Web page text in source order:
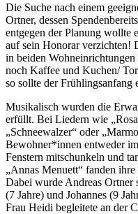
Die Suche nach einem
Ortner, dessen
entgegen der Planung wollte
auf sein Honorar verzichten!
in beiden
noch Kaffee und Kuchen/
so sollte der Frühlingsanfang
Musikalisch wurden die
erfüllt. Bei Liedern wie
„Schneewalzer“ oder
Bewohner*innen entweder
Fenstern mitschunkeln und
„Annas Menuett“ fanden
Dabei wurde Andreas
(7 Jahre) und Johannes (9
Frau Heidi begleitete an der